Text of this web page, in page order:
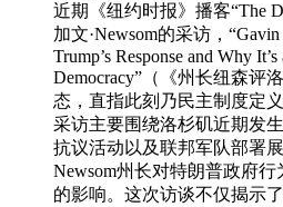
近期《纽约时报》播客“The
加文·Newsom的采访，“Gavin
Trump’s Response and Why
Democracy”（《州长纽森评
态，直指此刻乃民主制度定义
采访主要围绕洛杉矶近期发
抗议活动以及联邦军队部署
Newsom州长对特朗普政府
的影响。这次访谈不仅揭示